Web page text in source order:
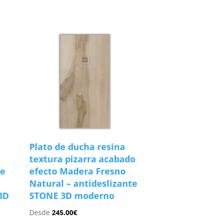
Plato de ducha resina
textura pizarra acabado
efecto Madera Fresno
Natural – antideslizante
STONE 3D moderno
Desde245.00€